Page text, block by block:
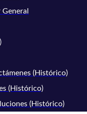
(Histórico)
(Histórico)
(Histórico)